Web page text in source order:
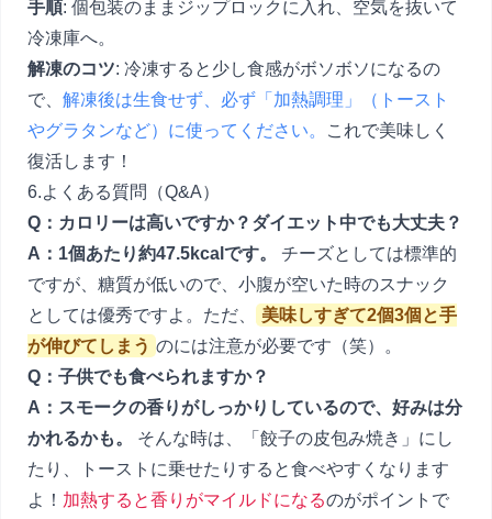
手順: 個包装のままジップロックに入れ、空気を抜いて
冷凍庫へ。
解凍のコツ: 冷凍すると少し食感がボソボソになるの
で、 解凍後は生食せず、必ず「加熱調理」（トースト
やグラタンなど）に使ってください。
これで美味しく
復活します！
6.よくある質問（Q&A）
Q：カロリーは高いですか？ダイエット中でも大丈夫？
A：1個あたり約47.5kcalです。
チーズとしては標準的
ですが、糖質が低いので、小腹が空いた時のスナック
としては優秀ですよ。ただ、
美味しすぎて2個3個と手
が伸びてしまう のには注意が必要です（笑）。
Q：子供でも食べられますか？
A：スモークの香りがしっかりしているので、好みは分
かれるかも。
そんな時は、「餃子の皮包み焼き」にし
たり、トーストに乗せたりすると食べやすくなります
よ！ 加熱すると香りがマイルドになるのがポイントで